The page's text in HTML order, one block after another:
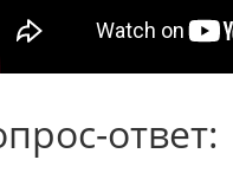
ответ: